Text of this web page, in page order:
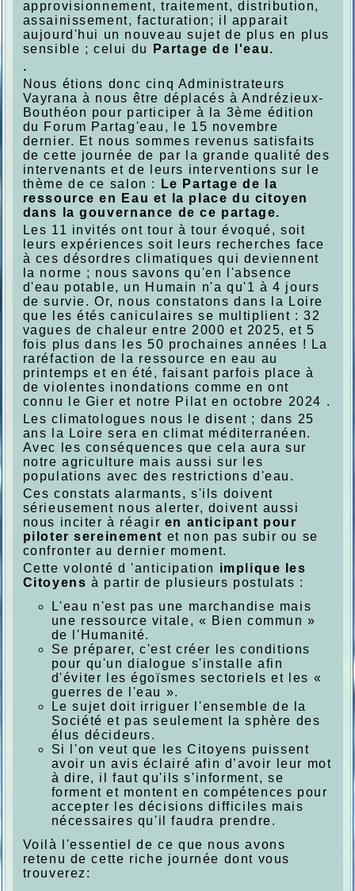
approvisionnement, traitement, distribution,
assainissement, facturation; il apparait
aujourd'hui un nouveau sujet de plus en plus
sensible ; celui du
Partage de l'eau.
.
Nous étions donc cinq Administrateurs
Vayrana à nous être déplacés à Andrézieux-
Bouthéon pour participer à la 3ème édition
du Forum Partag'eau, le 15 novembre
dernier. Et nous sommes revenus satisfaits
de cette journée de par la grande qualité des
intervenants et de leurs interventions sur le
thème de ce salon :
Le Partage de la
ressource en Eau et la place du citoyen
dans la gouvernance de ce partage.
Les 11 invités ont tour à tour évoqué, soit
leurs expériences soit leurs recherches face
à ces désordres climatiques qui deviennent
la norme ; nous savons qu'en l'absence
d'eau potable, un Humain n'a qu'1 à 4 jours
de survie. Or, nous constatons dans la Loire
que les étés caniculaires se multiplient : 32
vagues de chaleur entre 2000 et 2025, et 5
fois plus dans les 50 prochaines années ! La
raréfaction de la ressource en eau au
printemps et en été, faisant parfois place à
de violentes inondations comme en ont
connu le Gier et notre Pilat en octobre 2024 .
Les climatologues nous le disent ; dans 25
ans la Loire sera en climat méditerranéen.
Avec les conséquences que cela aura sur
notre agriculture mais aussi sur les
populations avec des restrictions d'eau.
Ces constats alarmants, s'ils doivent
sérieusement nous alerter, doivent aussi
nous inciter à réagir en anticipant pour
piloter sereinement et non pas subir ou se
confronter au dernier moment.
Cette volonté d 'anticipation implique les
Citoyens à partir de plusieurs postulats :
L'eau n'est pas une marchandise mais
une ressource vitale, « Bien commun »
de l'Humanité.
Se préparer, c'est créer les conditions
pour qu'un dialogue s'installe afin
d'éviter les égoïsmes sectoriels et les «
guerres de l'eau ».
Le sujet doit irriguer l'ensemble de la
Société et pas seulement la sphère des
élus décideurs.
Si l'on veut que les Citoyens puissent
avoir un avis éclairé afin d’avoir leur mot
à dire, il faut qu'ils s'informent, se
forment et montent en compétences pour
accepter les décisions difficiles mais
nécessaires qu'il faudra prendre.
Voilà l'essentiel de ce que nous avons
retenu de cette riche journée dont vous
trouverez: